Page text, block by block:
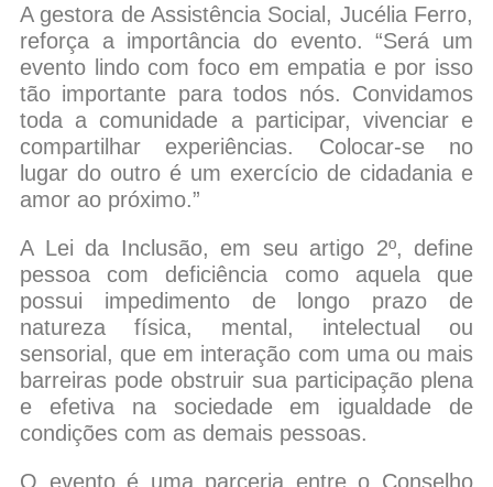
A gestora de Assistência Social, Jucélia Ferro,
reforça a importância do evento. “Será um
evento lindo com foco em empatia e por isso
tão importante para todos nós. Convidamos
toda a comunidade a participar, vivenciar e
compartilhar experiências. Colocar-se no
lugar do outro é um exercício de cidadania e
amor ao próximo.”
A Lei da Inclusão, em seu artigo 2º, define
pessoa com deficiência como aquela que
possui impedimento de longo prazo de
natureza física, mental, intelectual ou
sensorial, que em interação com uma ou mais
barreiras pode obstruir sua participação plena
e efetiva na sociedade em igualdade de
condições com as demais pessoas.
O evento é uma parceria entre o Conselho